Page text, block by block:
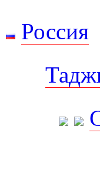
Россия